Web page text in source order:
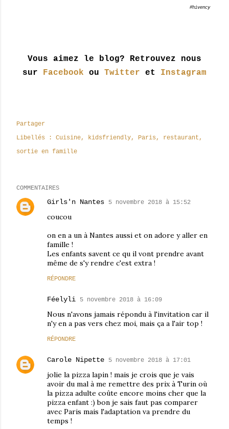
#hivency
Vous aimez le blog? Retrouvez nous
sur Facebook ou Twitter et Instagram
Partager
Libellés :
Cuisine kidsfriendly Paris
restaurant
sortie en famille
COMMENTAIRES
Girls'n Nantes 5 novembre 2018 à 15:52
coucou
on en a un à Nantes aussi et on adore y aller en
famille !
Les enfants savent ce qu il vont prendre avant
même de s'y rendre c'est extra !
RÉPONDRE
Féelyli 5 novembre 2018 à 16:09
Nous n'avons jamais répondu à l'invitation car il
n'y en a pas vers chez moi, mais ça a l'air top !
RÉPONDRE
Carole Nipette 5 novembre 2018 à 17:01
jolie la pizza lapin ! mais je crois que je vais
avoir du mal à me remettre des prix à Turin où
la pizza adulte coûte encore moins cher que la
pizza enfant :) bon je sais faut pas comparer
avec Paris mais l'adaptation va prendre du
temps !